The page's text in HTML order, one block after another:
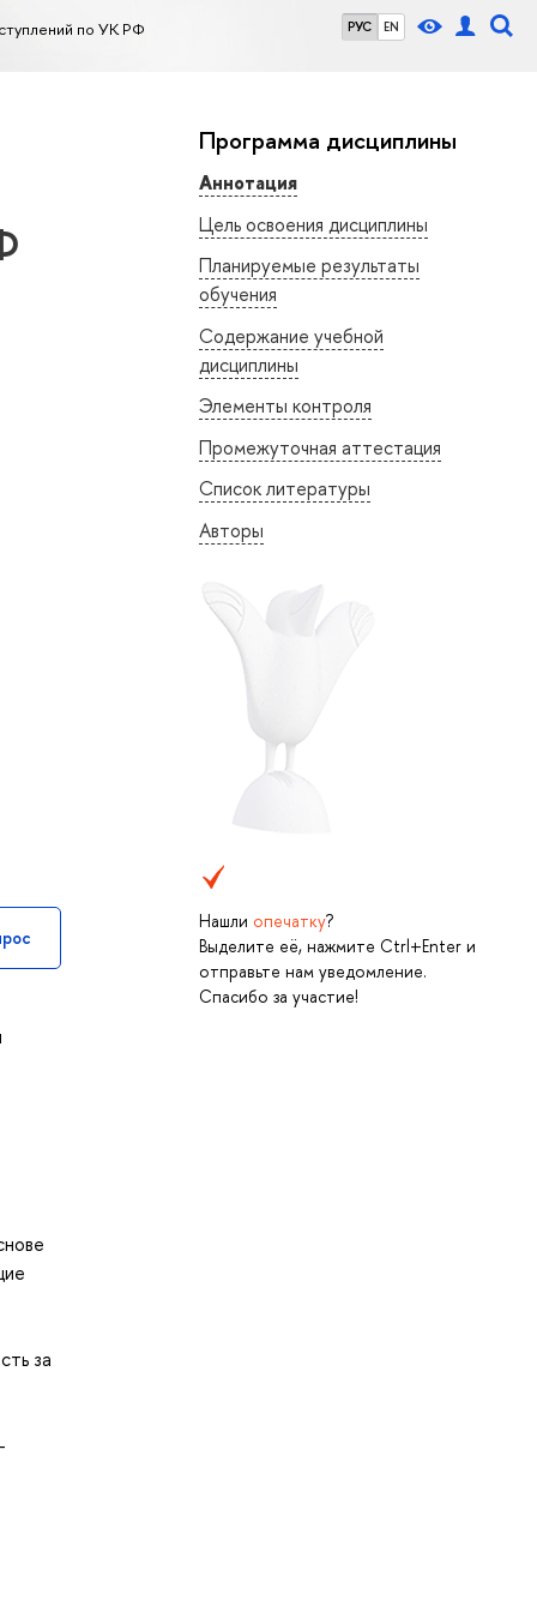
РУС EN
по УК РФ
Программа дисциплины
Аннотация
Цель освоения дисциплины
Планируемые результаты
обучения
Содержание учебной
дисциплины
Элементы контроля
Промежуточная аттестация
Список литературы
Авторы
Нашли опечатку?
Выделите её, нажмите Ctrl+Enter и
отправьте нам уведомление.
Спасибо за участие!
за